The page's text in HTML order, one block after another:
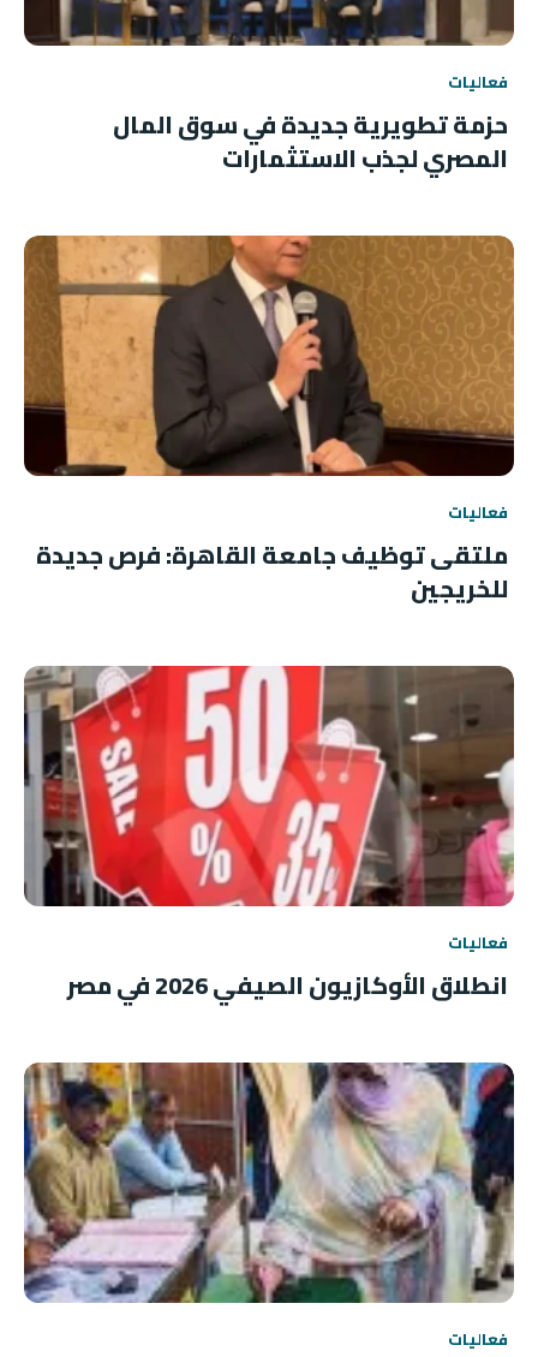
فعاليات
حزمة تطويرية جديدة في سوق المال
المصري لجذب الاستثمارات
فعاليات
ملتقى توظيف جامعة القاهرة: فرص جديدة
للخريجين
فعاليات
انطلاق الأوكازيون الصيفي 2026 في مصر
فعاليات